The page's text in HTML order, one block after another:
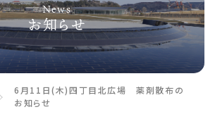
News
お知らせ
6月11日(木)四丁目北広場 薬剤散布の
お知らせ